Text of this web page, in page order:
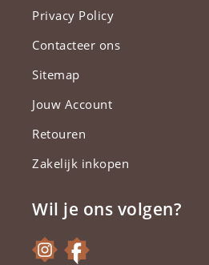
Privacy Policy
Contacteer ons
Sitemap
Jouw Account
Retouren
Zakelijk inkopen
Wil je ons volgen?